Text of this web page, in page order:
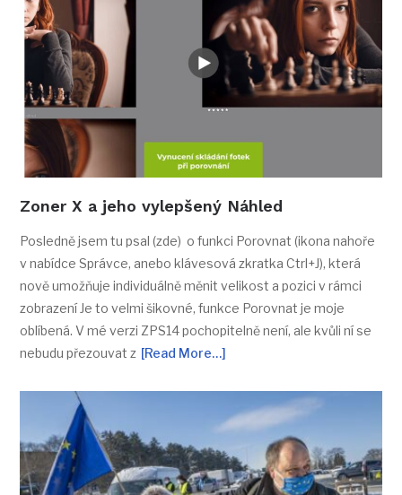
Zoner X a jeho vylepšený Náhled
Posledně jsem tu psal (zde) o funkci Porovnat (ikona nahoře
v nabídce Správce, anebo klávesová zkratka Ctrl+J), která
nově umožňuje individuálně měnit velikost a pozici v rámci
zobrazení Je to velmi šikovné, funkce Porovnat je moje
oblíbená. V mé verzi ZPS14 pochopitelně není, ale kvůli ní se
nebudu přezouvat z [Read More…]